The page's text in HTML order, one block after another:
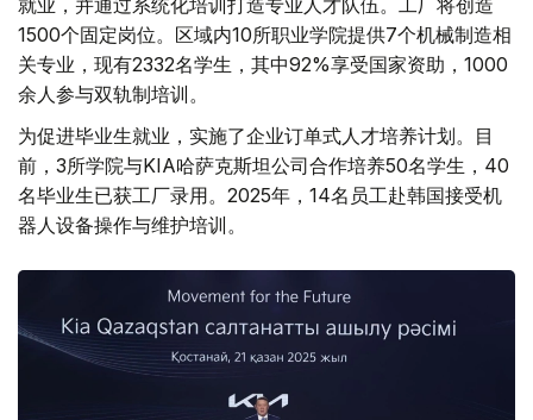
1500个固定岗位。区域内10所职业学院提供7个机械制造相
关专业，现有2332名学生，其中92%享受国家资助，1000
余人参与双轨制培训。
为促进毕业生就业，实施了企业订单式人才培养计划。目
前，3所学院与KIA哈萨克斯坦公司合作培养50名学生，40
名毕业生已获工厂录用。2025年，14名员工赴韩国接受机
器人设备操作与维护培训。